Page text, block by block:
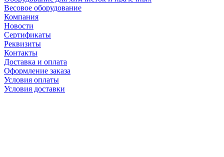
Весовое оборудование
Компания
Новости
Сертификаты
Реквизиты
Контакты
Доставка и оплата
Оформление заказа
Условия оплаты
Условия доставки